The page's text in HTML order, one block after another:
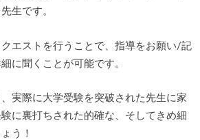
生です。
エストを行うことで、指導をお願い/記
に聞くことが可能です。
実際に大学受験を突破された先生に家
に裏打ちされた的確な、そしてきめ細
う！